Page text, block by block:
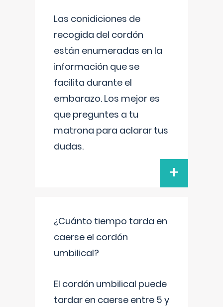
Las conidiciones de
recogida del cordón
están enumeradas en la
información que se
facilita durante el
embarazo. Los mejor es
que preguntes a tu
matrona para aclarar tus
dudas.
+
¿Cuánto tiempo tarda en
caerse el cordón
umbilical?
El cordón umbilical puede
tardar en caerse entre 5 y